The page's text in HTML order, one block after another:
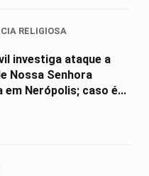
RELIGIOSA
investiga ataque a
Nossa Senhora
em Nerópolis; caso é...